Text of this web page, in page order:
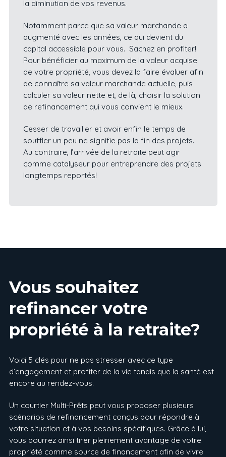
la diminution de vos revenus.
Notamment parce que sa valeur marchande a
augmenté avec les années, ce qui devient du
capital accessible pour vous. Sachez en profiter!
Pour bénéficier au maximum de la valeur acquise
de votre propriété, vous devez la faire évaluer afin
de connaître sa valeur marchande actuelle, puis
calculer sa valeur nette et, de là, choisir la solution
de refinancement qui vous convient le mieux.
Cesser de travailler et avoir enfin le temps de
souffler un peu ne signifie pas la fin des projets.
Au contraire, l’arrivée de la retraite peut agir
comme catalyseur pour entreprendre des projets
longtemps reportés!
Vous souhaitez
refinancer votre
propriété à la retraite?
Voici 5 clés pour ne pas stresser avec ce type
d’engagement et profiter de la vie tandis que la santé est
encore au rendez-vous.
Un courtier Multi-Prêts peut vous proposer plusieurs
scénarios de refinancement conçus pour répondre à
votre situation et à vos besoins spécifiques. Grâce à lui,
vous pourrez ainsi tirer pleinement avantage de votre
propriété comme source de financement afin de vivre